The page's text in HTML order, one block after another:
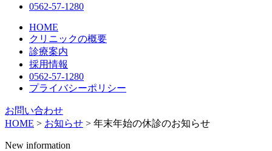
0562-57-1280
HOME
クリニックの概要
診療案内
採用情報
0562-57-1280
プライバシーポリシー
お問い合わせ
HOME > お知らせ > 年末年始の休診のお知らせ
New information